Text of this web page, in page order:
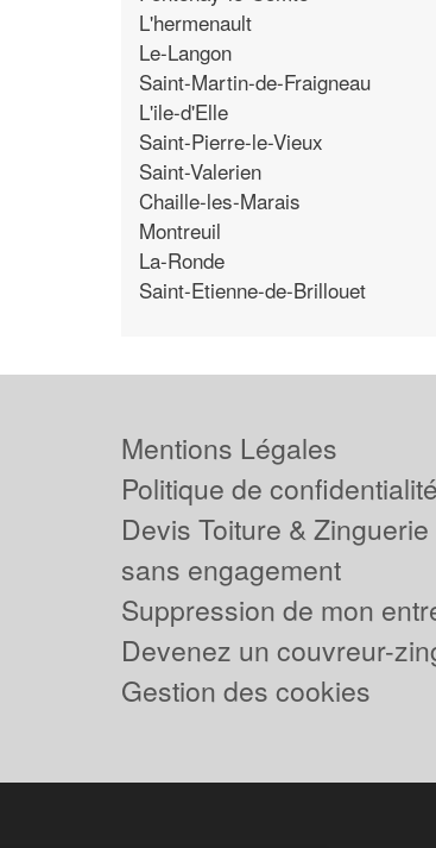
L'hermenault
Le-Langon
Saint-Martin-de-Fraigneau
L'ile-d'Elle
Saint-Pierre-le-Vieux
Saint-Valerien
Chaille-les-Marais
Montreuil
La-Ronde
Saint-Etienne-de-Brillouet
Mentions Légales
Politique de confidentialité
Devis Toiture &
sans engagement
Suppression de mon
Devenez un couvreur-
Gestion des cookies